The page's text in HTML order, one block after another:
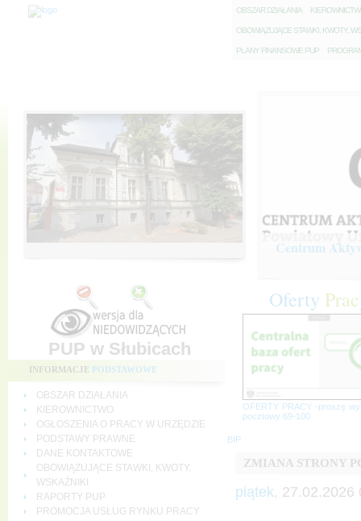
OBSZAR DZIAŁANIA K
OBOWIĄZUJĄCE STAWKI, KWOTY,
PLANY FINANSOWE PUP P
Centrum
PUP w Słubicach
INFORMACJE PODSTAWOWE
OBSZAR DZIAŁANIA
KIEROWNICTWO
OGŁOSZENIA O PRACY W URZĘDZIE
PODSTAWY PRAWNE
DANE KONTAKTOWE
OBOWIĄZUJĄCE STAWKI, KWOTY,
WSKAŹNIKI
RAPORTY PUP
PROMOCJA USŁUG RYNKU PRACY
Oferty
OFERTY PRACY -proszę
pocztowy 69-100
BIP
ZMIANA STRONY
piątek, 27.02.2026